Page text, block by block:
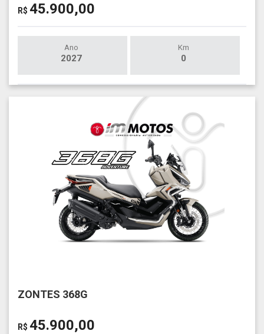
R$ 45.900,00
Ano
2027
Km
0
ZONTES 368G
R$ 45.900,00